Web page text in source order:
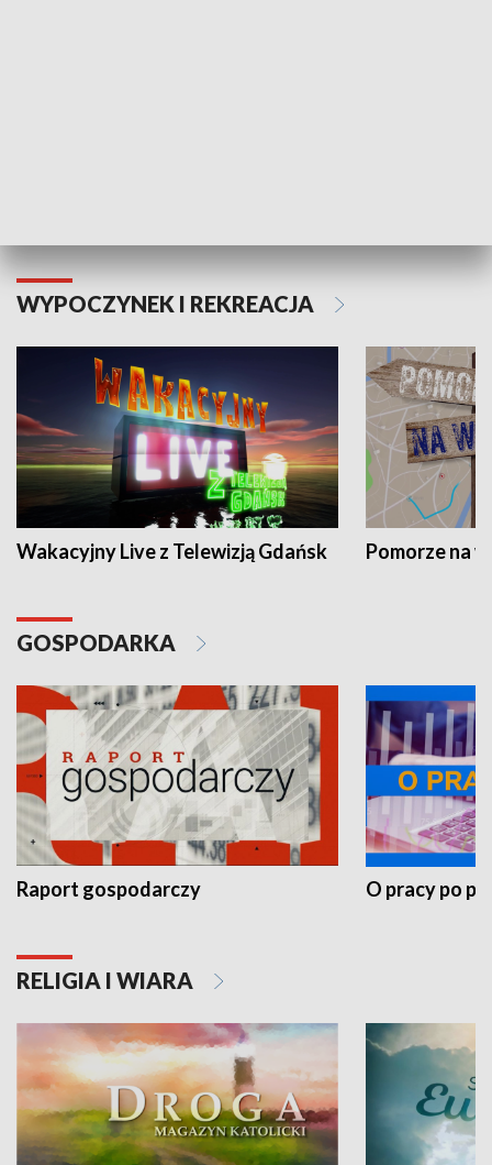
WYPOCZYNEK I REKREACJA
Wakacyjny Live z Telewizją Gdańsk Pomorze na
GOSPODARKA
Raport gospodarczy O pracy po
RELIGIA I WIARA